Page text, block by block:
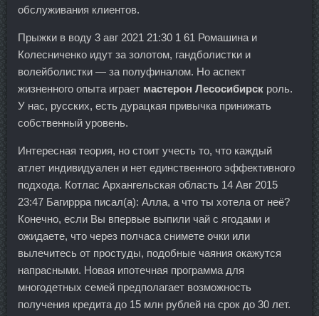
обслуживания клиентов.
Прыжки в воду 3 авг 2021 21:30 1 61 Ромашина и
Колесниченко идут за золотом, гандболистки и
волейболистки — за полуфиналом. Но аспект
жизненного опыта играет мастерон Лесосибирск роль.
У нас, русских, есть дурацкая привычка принижать
собственный уровень.
Интересная теория, но стоит учесть то, что каждый
атлет индивидуален и нет единственного эффективного
подхода. Котлас Архангельская область 14 Авг 2015
23:47 Багиррра писал(а): Алла, а что ты хотела от неё?
Конечно, если Вы впервые выпили чай с ягодами и
ожидаете, что через полчаса снимете очки или
вылечитесь от простуды, подобные чаяния окажутся
напрасными. Новая ипотечная программа для
многодетных семей предполагает возможность
получения кредита до 15 млн рублей на срок до 30 лет.